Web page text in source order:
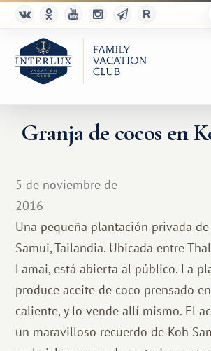
Granja de cocos en
5 de noviembre de
2016
Una pequeña plantación privada
Samui, Tailandia. Ubicada entre
Lamai, está abierta al público. La
produce aceite de coco prensado
caliente, y lo vende allí mismo. El
un maravilloso recuerdo de Koh